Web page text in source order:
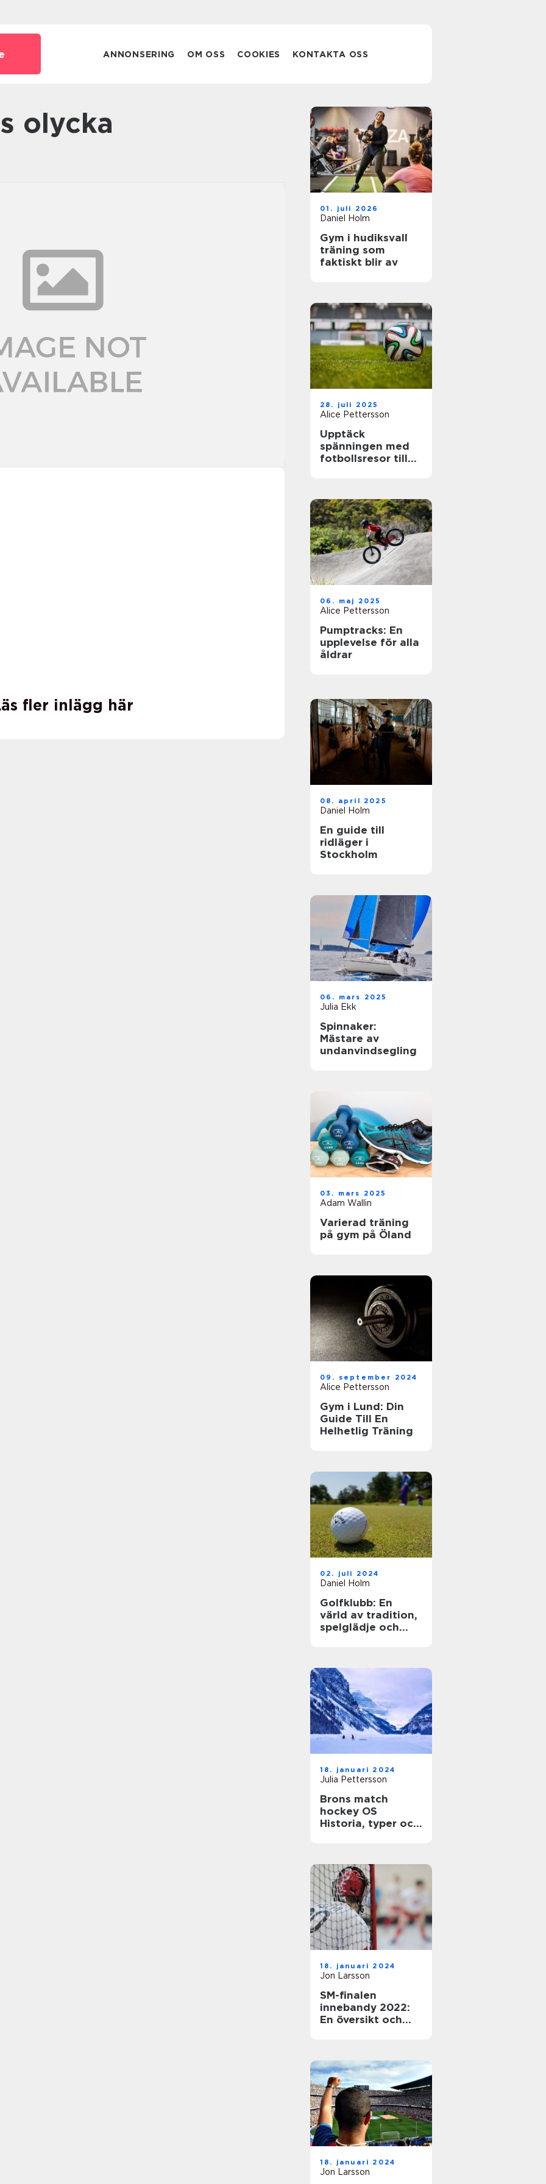
ANNONSERING OM OSS COOKIES KONTAKTA OSS
olycka
fler inlägg här
01. juli 2026
Daniel Holm
Gym i hudiksvall
träning som
faktiskt blir av
28. juli 2025
Alice Pettersson
Upptäck
spänningen med
fotbollsresor till
06. maj 2025
Alice Pettersson
Pumptracks: En
upplevelse för alla
åldrar
08. april 2025
Daniel Holm
En guide till
ridläger i
Stockholm
06. mars 2025
Julia Ekk
Spinnaker:
Mästare av
undanvindsegling
03. mars 2025
Adam Wallin
Varierad träning
på gym på Öland
09. september 2024
Alice Pettersson
Gym i Lund: Din
Guide Till En
Helhetlig Träning
02. juli 2024
Daniel Holm
Golfklubb: En
värld av tradition,
spelglädje och
18. januari 2024
Julia Pettersson
Brons match
hockey OS
Historia, typer och
18. januari 2024
Jon Larsson
SM-finalen
innebandy 2022:
En översikt och
18. januari 2024
Jon Larsson